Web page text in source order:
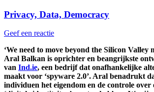
Privacy, Data, Democracy
Geef een reactie
‘We need to move beyond the Silicon Valley
Aral Balkan is oprichter en beangrijkste
van Ind.ie, een bedrijf dat onafhankelijke
maakt voor ‘spyware 2.0’. Aral benadrukt
individuen het eigendom en de controle over